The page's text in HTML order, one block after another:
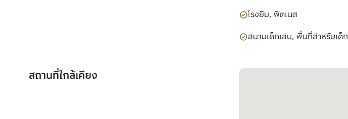
โรงยิม, ฟิตเนส
สนามเด็กเล่น, พื้นที่สำหรับเด็ก
สถานที่ใกล้เคียง